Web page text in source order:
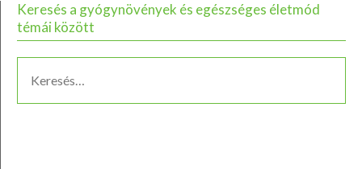
Keresés a gyógynövények és egészséges életmód
témái között